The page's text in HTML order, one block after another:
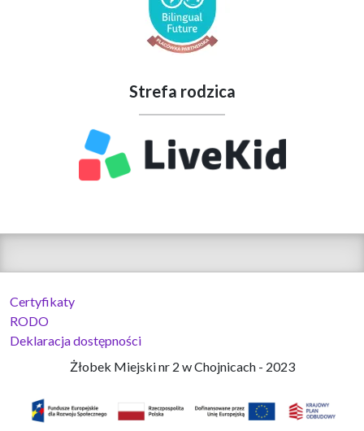
Strefa rodzica
Certyfikaty
RODO
Deklaracja dostępności
Żłobek Miejski nr 2 w Chojnicach - 2023